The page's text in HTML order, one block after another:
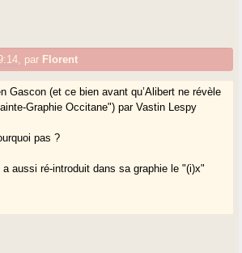
par Florent
Gascon (et ce bien avant qu’Alibert ne révèle
Graphie Occitane") par Vastin Lespy
pas ?
aussi ré-introduit dans sa graphie le "(i)x"